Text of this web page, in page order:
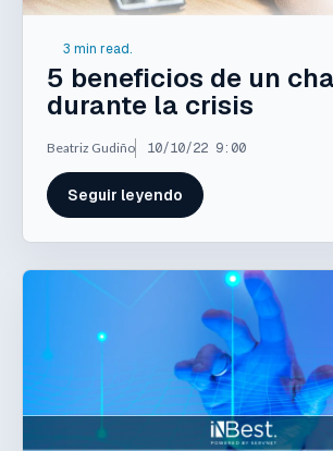
3 min read.
5 beneficios de un
durante la crisis
Beatriz Gudiño 10/10/22 9:00
Seguir leyendo